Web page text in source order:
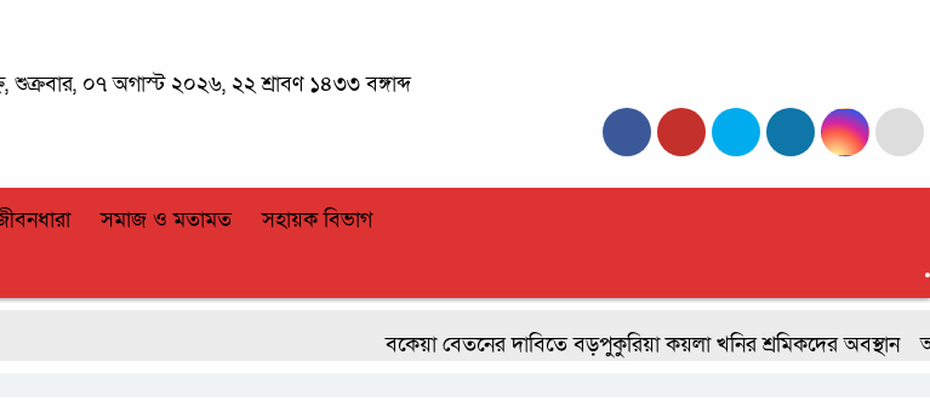
শুক্রবার, ০৭ অগাস্ট ২০২৬, ২২ শ্রাবণ ১৪৩৩ বঙ্গাব্দ
সমাজ ও মতামত সহায়ক বিভাগ
বকেয়া বেতনের দাবিতে বড়পুকুরিয়া কয়লা খনির শ্রমিকদের অবস্থান অফিস